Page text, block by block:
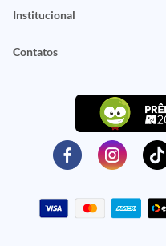
Institucional
Contatos